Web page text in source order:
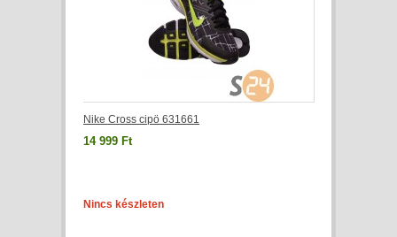
Nike Cross cipö 631661
14 999 Ft
Nincs készleten